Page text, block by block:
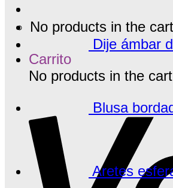
No products in the
Carrito
No products in the
Dije ámbar
Blusa
Aretes